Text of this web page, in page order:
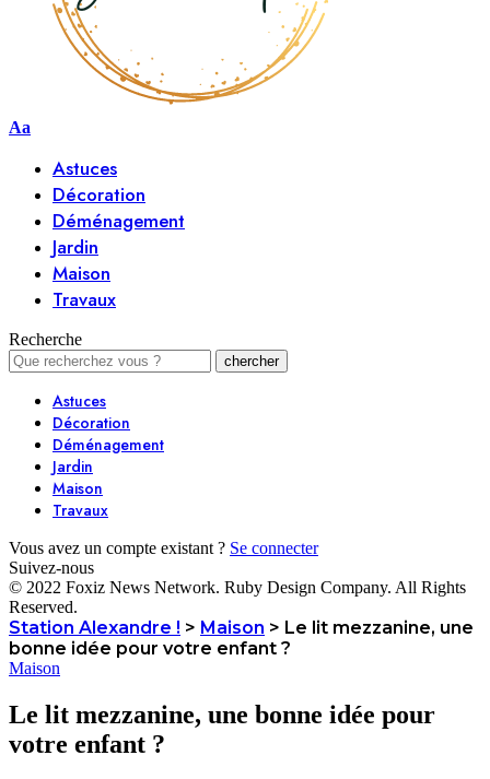
Aa
Astuces
Décoration
Déménagement
Jardin
Maison
Travaux
Recherche
Astuces
Décoration
Déménagement
Jardin
Maison
Travaux
Vous avez un compte existant ? Se connecter
Suivez-nous
© 2022 Foxiz News Network. Ruby Design Company. All Rights
Reserved.
Station Alexandre ! > Maison > Le lit mezzanine, une
bonne idée pour votre enfant ?
Maison
Le lit mezzanine, une bonne idée pour
votre enfant ?